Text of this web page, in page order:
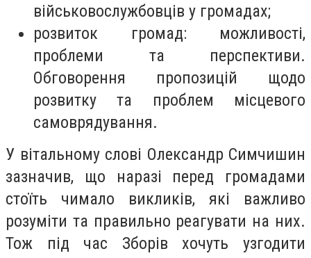
військовослужбовців у громадах;
розвиток громад: можливості,
проблеми та перспективи.
Обговорення пропозицій щодо
розвитку та проблем місцевого
самоврядування.
У вітальному слові Олександр Симчишин
зазначив, що наразі перед громадами
стоїть чимало викликів, які важливо
розуміти та правильно реагувати на них.
Тож під час Зборів хочуть узгодити